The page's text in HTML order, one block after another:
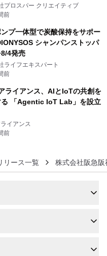
名に1年間無償試用
プロスパー クリエイティブ
前
プ一体型で炭酸保持をサポー
シャンパンストッパ
4発売
ライフエキスパート
前
ライアンス、AIとIoTの共創を
る 「Agentic IoT Lab」を設立
イアンス
前
リース一覧 株式会社阪急阪